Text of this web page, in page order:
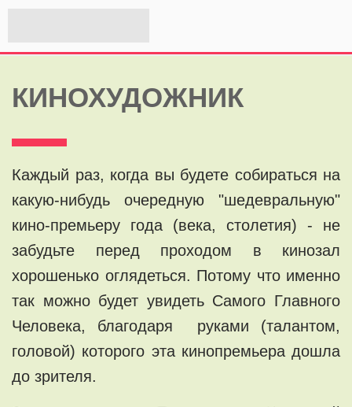
КИНОХУДОЖНИК
Каждый раз, когда вы будете собираться на
какую-нибудь очередную "шедевральную"
кино-премьеру года (века, столетия) - не
забудьте перед проходом в кинозал
хорошенько оглядеться. Потому что именно
так можно будет увидеть Самого Главного
Человека, благодаря руками (талантом,
головой) которого эта кинопремьера дошла
до зрителя.